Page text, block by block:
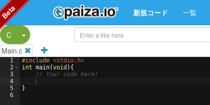
新規コード 一覧
C
Split Button!
Main.c
1
2
3
4
5
6
#include <stdio.h>
int main(void ) {
// Your code here!
}